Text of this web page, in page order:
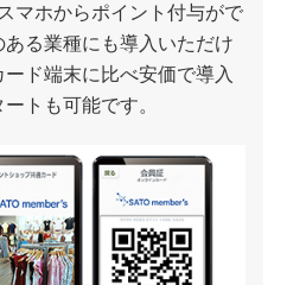
マホからポイント付与がで
る業種にも導入いただけ
ド端末に比べ安価で導入
トも可能です。